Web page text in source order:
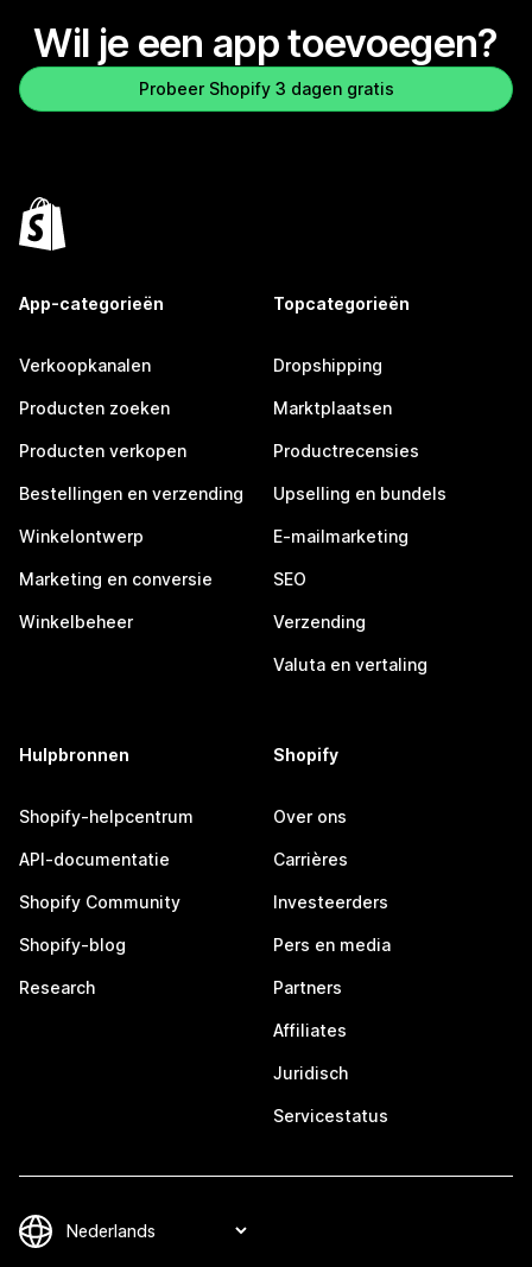
Wil je een app toevoegen?
Probeer Shopify 3 dagen gratis
App-categorieën
Verkoopkanalen
Producten zoeken
Producten verkopen
Bestellingen en verzending
Winkelontwerp
Marketing en conversie
Winkelbeheer
Topcategorieën
Dropshipping
Marktplaatsen
Productrecensies
Upselling en bundels
E-mailmarketing
SEO
Verzending
Valuta en vertaling
Hulpbronnen
Shopify-helpcentrum
API-documentatie
Shopify Community
Shopify-blog
Research
Shopify
Over ons
Carrières
Investeerders
Pers en media
Partners
Affiliates
Juridisch
Servicestatus